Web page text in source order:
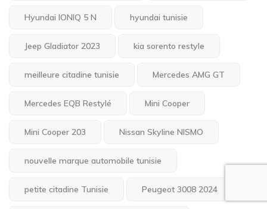
Hyundai IONIQ 5 N hyundai tunisie
Jeep Gladiator 2023 kia sorento restyle
meilleure citadine tunisie Mercedes AMG GT
Mercedes EQB Restylé Mini Cooper
Mini Cooper 203 Nissan Skyline NISMO
nouvelle marque automobile tunisie
petite citadine Tunisie Peugeot 3008 2024